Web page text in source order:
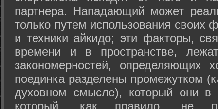
партнера. Нападающий может
только путем использования своих
и техники айкидо; эти факторы,
времени и в пространстве,
закономерностей, определяющих
поединка разделены промежутком
духовном смысле), который они в
который, как правило, не